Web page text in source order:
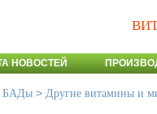
НОВОСТЕЙ
БАДы > Другие витамины и